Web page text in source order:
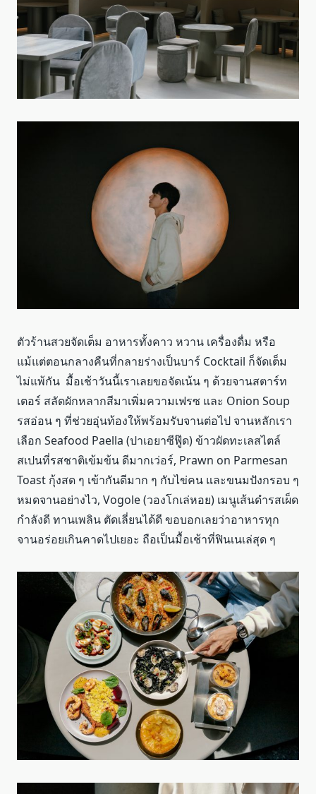
ตัวร้านสวยจัดเต็ม อาหารทั้งคาว หวาน เครื่องดื่ม หรือ
แม้แต่ตอนกลางคืนที่กลายร่างเป็นบาร์ Cocktail ก็จัดเต็ม
ไม่แพ้กัน มื้อเช้าวันนี้เราเลยขอจัดเน้น ๆ ด้วยจานสตาร์ท
เตอร์ สลัดผักหลากสีมาเพิ่มความเฟรซ และ Onion Soup
รสอ่อน ๆ ที่ช่วยอุ่นท้องให้พร้อมรับจานต่อไป จานหลักเรา
เลือก Seafood Paella (ปาเอยาซีฟู๊ด) ข้าวผัดทะเลสไตล์
สเปนที่รสชาติเข้มข้น ดีมากเว่อร์, Prawn on Parmesan
Toast กุ้งสด ๆ เข้ากันดีมาก ๆ กับไข่คน และขนมปังกรอบ ๆ
หมดจานอย่างไว, Vogole (วองโกเล่หอย) เมนูเส้นดำรสเผ็ด
กำลังดี ทานเพลิน ตัดเลี่ยนได้ดี ขอบอกเลยว่าอาหารทุก
จานอร่อยเกินคาดไปเยอะ ถือเป็นมื้อเช้าที่ฟินเนเล่สุด ๆ